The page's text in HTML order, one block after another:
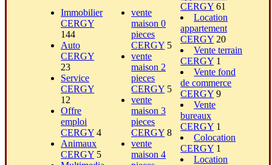
Immobilier
CERGY
144
Auto
CERGY
23
Service
CERGY
12
Offre
emploi
CERGY 4
Animaux
CERGY 5
vente
maison 0
pieces
CERGY 5
vente
maison 2
pieces
CERGY 5
vente
maison 3
pieces
CERGY 8
vente
maison 4
CERGY 61
Location
appartement
CERGY 20
Vente terrain
CERGY 1
Vente fond
de commerce
CERGY 9
Vente
bureaux
CERGY 1
Colocation
CERGY 1
Location